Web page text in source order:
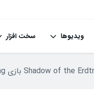
ویدیوها سخت افزار